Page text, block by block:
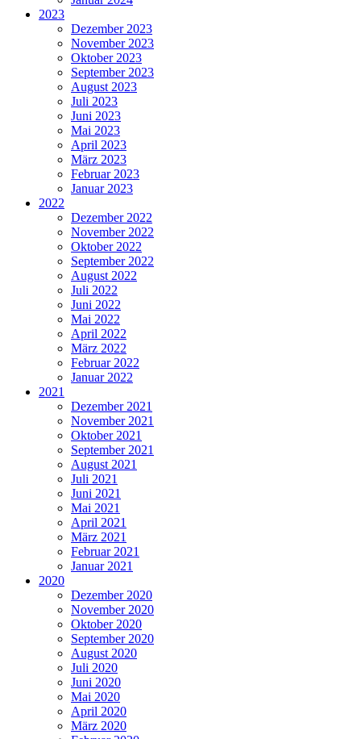
2023
Dezember 2023
November 2023
Oktober 2023
September 2023
August 2023
Juli 2023
Juni 2023
Mai 2023
April 2023
März 2023
Februar 2023
Januar 2023
2022
Dezember 2022
November 2022
Oktober 2022
September 2022
August 2022
Juli 2022
Juni 2022
Mai 2022
April 2022
März 2022
Februar 2022
Januar 2022
2021
Dezember 2021
November 2021
Oktober 2021
September 2021
August 2021
Juli 2021
Juni 2021
Mai 2021
April 2021
März 2021
Februar 2021
Januar 2021
2020
Dezember 2020
November 2020
Oktober 2020
September 2020
August 2020
Juli 2020
Juni 2020
Mai 2020
April 2020
März 2020